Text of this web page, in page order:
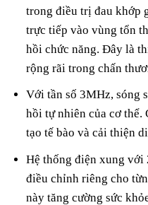
trong điều trị đau khớp
trực tiếp vào vùng tổn
hồi chức năng. Đây là
rộng rãi trong chấn
Với tần số 3MHz, sóng
hồi tự nhiên của cơ
tạo tế bào và cải thiện
Hệ thống điện xung
điều chỉnh riêng cho
này tăng cường sức